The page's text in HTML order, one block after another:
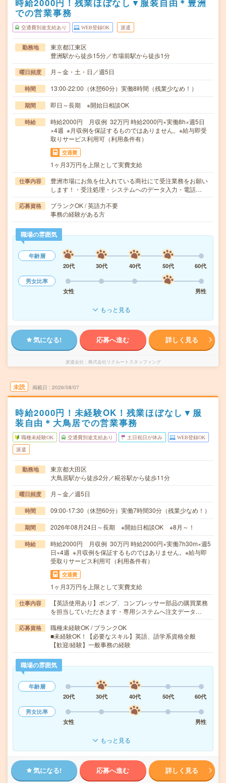
時給2000円！残業ほぼなし▼服装自由＊豊洲
での営業事務
交通費別途支給あり WEB登録OK 派遣
勤務地
東京都江東区
豊洲駅から徒歩15分／市場前駅から徒歩1分
曜日頻度 月～金・土・日／週5日
時間 13:00-22:00（休憩60分）実働8時間（残業少なめ！）
期間 即日～長期 ※開始日相談OK
時給
時給2000円 月収例 32万円 時給2000円×実働8h×週5日
×4週 ※月収例を保証するものではありません。※給与即受
取りサービス利用可（利用条件有）
交通費
1ヶ月3万円を上限として実費支給
仕事内容
豊洲市場にお魚を仕入れている商社にて受注業務をお願い
します！・受注処理・システムへのデータ入力・電話…
応募資格
ブランクOK / 英語力不要
事務の経験がある方
職場の雰囲気
年齢層
20代
30代 40代 50代
60代
男女比率
女性
男性
もっと見る
気になる! 応募へ進む 詳しく見る
派遣会社 株式会社リクルートスタッフィング
未読 掲載日 2026/08/07
時給2000円！未経験OK！残業ほぼなし▼服
装自由＊大鳥居での営業事務
職種未経験OK 交通費別途支給あり 土日祝日が休み WEB登録OK
派遣
勤務地
東京都大田区
大鳥居駅から徒歩2分／糀谷駅から徒歩11分
曜日頻度 月～金／週5日
時間 09:00-17:30（休憩60分）実働7時間30分（残業少なめ！）
期間 2026年08月24日～長期 ※開始日相談OK ※8月～！
時給
時給2000円 月収例 30万円 時給2000円×実働7h30m×週5
日×4週 ※月収例を保証するものではありません。※給与即
受取りサービス利用可（利用条件有）
交通費
1ヶ月3万円を上限として実費支給
仕事内容
【英語使用あり】ポンプ、コンプレッサー部品の購買業務
を担当していただきます・専用システムへ注文データ…
応募資格
職種未経験OK / ブランクOK
■未経験OK！【必要なスキル】英語、語学系資格全般
【歓迎/経験】一般事務の経験
職場の雰囲気
年齢層
20代
30代 40代 50代
60代
男女比率
女性
男性
もっと見る
気になる! 応募へ進む 詳しく見る